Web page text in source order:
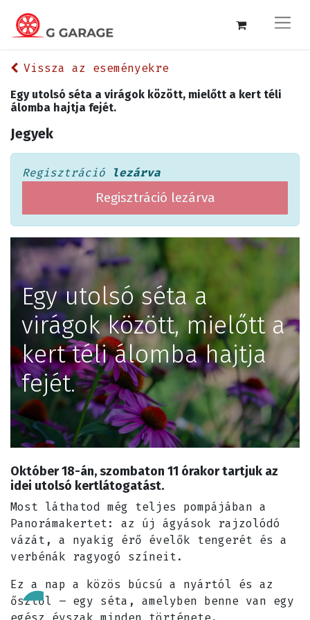
Vissza az eseményekre
Egy utolsó séta a virágok között, mielőtt a kert téli
álomba hajtja fejét.
Jegyek
Regisztráció lezárva
Regisztráció lezárva
Egy utolsó séta a
virágok között, mielőtt a
kert téli álomba hajtja
fejét.
Október 18-án, szombaton 11 órakor tartjuk az
idei utolsó kertlátogatást.
Most láthatod még teljes pompájában a
Panorámakertet: az új ágyások rajzolódó
vázát, a nyakig érő évelők tengerét és a
verbénák ragyogó színeit.
Ez a nap a közös búcsú a nyártól és az
ősztől – egy séta, amelyben benne van egy